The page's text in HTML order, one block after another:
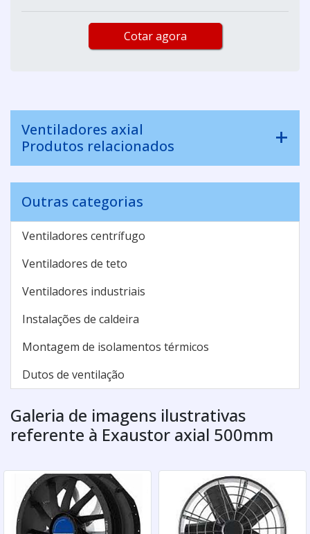
Cotar agora
Ventiladores axial
Produtos relacionados
Outras categorias
Ventiladores centrífugo
Ventiladores de teto
Ventiladores industriais
Instalações de caldeira
Montagem de isolamentos térmicos
Dutos de ventilação
Galeria de imagens ilustrativas
referente à Exaustor axial 500mm